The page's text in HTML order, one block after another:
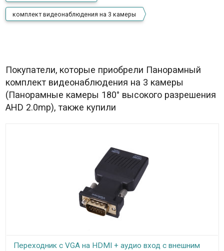
комплект видеонаблюдения на 3 камеры
Покупатели, которые приобрели Панорамный
комплект видеонаблюдения на 3 камеры
(Панорамные камеры 180° высокого разрешения
AHD 2.0mp), также купили
Переходник с VGA на HDMI + аудио вход с внешним